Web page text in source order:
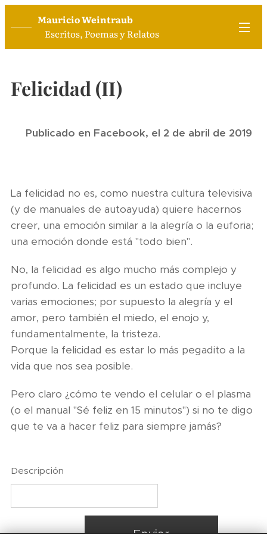
Mauricio Weintraub
Escritos, Poemas y Relatos
Felicidad (II)
Publicado en Facebook, el 2 de abril de 2019
La felicidad no es, como nuestra cultura televisiva
(y de manuales de autoayuda) quiere hacernos
creer, una emoción similar a la alegría o la euforia;
una emoción donde está "todo bien".
No, la felicidad es algo mucho más complejo y
profundo. La felicidad es un estado que incluye
varias emociones; por supuesto la alegría y el
amor, pero también el miedo, el enojo y,
fundamentalmente, la tristeza.
Porque la felicidad es estar lo más pegadito a la
vida que nos sea posible.
Pero claro ¿cómo te vendo el celular o el plasma
(o el manual "Sé feliz en 15 minutos") si no te digo
que te va a hacer feliz para siempre jamás?
Descripción